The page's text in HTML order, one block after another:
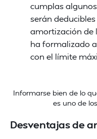
cumplas
serán
amortización de
ha formalizado
con el límite
Informarse bien de lo
es uno de
Desventajas de